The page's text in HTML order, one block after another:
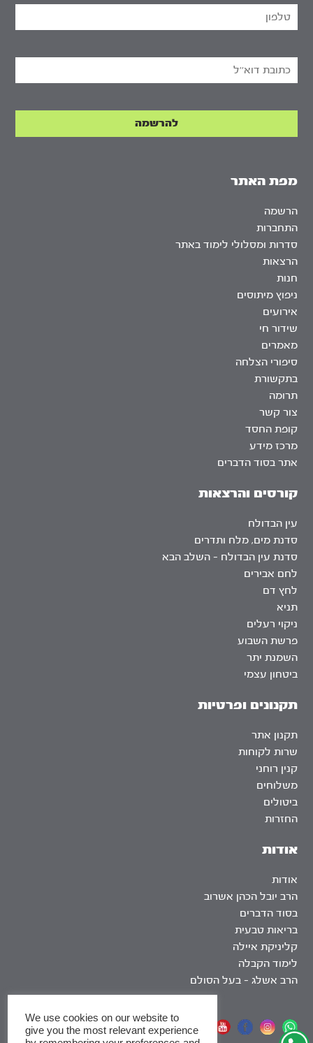
אודות
אודות
הרב יובל הכהן אשרוב
בסוד הדברים
בריאות טבעית
קליניקת איילה
לימוד הקבלה
הרב אשלג – בעל הסולם
מפת האתר
הרשמה
התחברות
סדרות ומסלולי לימוד באתר
הרצאות
חנות
ניפוץ מיתוסים
אירועים
שידור חי
מאמרים
סיפורי הצלחה
בתקשורת
תרומה
צור קשר
קופת החסד
מרכז מידע
אתר בסוד הדברים
קורסים והרצאות
עין הבדולח
סדנת מים, מלח ותדרים
סדנת עין הבדולח – השלב הבא
לחם אבירים
לחץ דם
תניא
ניקוי רעלים
פרשת השבוע
השמנת יתר
ביטחון עצמי
תקנונים ופרטיות
תקנון אתר
שרות לקוחות
קנין רוחני
משלוחים
ביטולים
החזרות
אתר שומר שבת
We use cookies on our website to
give you the most relevant experience